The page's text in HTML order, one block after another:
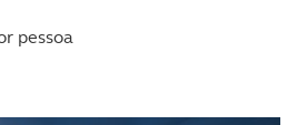
pessoa